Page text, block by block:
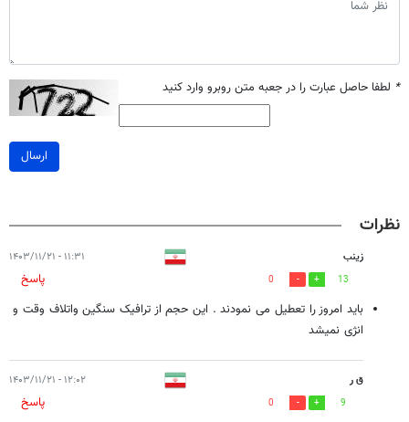
* لطفا حاصل عبارت را در جعبه متن روبرو وارد کنید
ارسال
نظرات
زینب ۱۱:۳۱ - ۱۴۰۳/۱۱/۲۱
13
0
پاسخ
باید امروز را تعطیل می نمودند . این حجم از ترافیک سنگین واتلاف وقت و
انژی نمیشد
ق ر ۱۲:۰۲ - ۱۴۰۳/۱۱/۲۱
9
0
پاسخ